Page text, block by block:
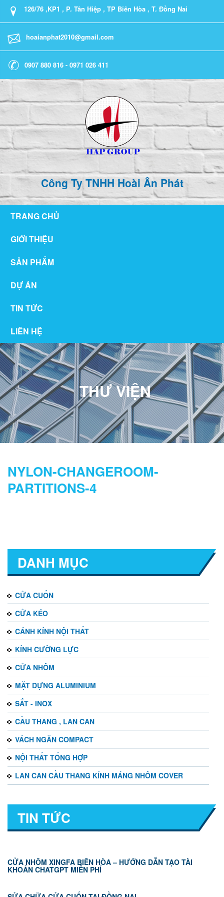
126/76 ,KP1 , P. Tân Hiệp , TP Biên Hòa , T. Đồng Nai
hoaianphat2010@gmail.com
0907 880 816 - 0971 026 411
Công Ty TNHH Hoài Ân Phát
TRANG CHỦ
GIỚI THIỆU
SẢN PHẨM
DỰ ÁN
TIN TỨC
LIÊN HỆ
THƯ VIỆN
NYLON-CHANGEROOM-
PARTITIONS-4
DANH MỤC
CỬA CUỐN
CỬA KÉO
CÁNH KÍNH NỘI THẤT
KÍNH CƯỜNG LỰC
CỬA NHÔM
MẶT DỰNG ALUMINIUM
SẮT - INOX
CẦU THANG , LAN CAN
VÁCH NGĂN COMPACT
NỘI THẤT TỔNG HỢP
LAN CAN CẦU THANG KÍNH MÁNG NHÔM COVER
TIN TỨC
CỬA NHÔM XINGFA BIÊN HÒA – HƯỚNG DẪN TẠO TÀI
KHOẢN CHATGPT MIỄN PHÍ